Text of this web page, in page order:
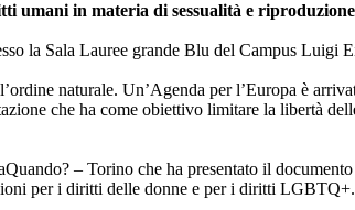
umani in materia di sessualità e
la Sala Lauree grande Blu del Campus Luigi
naturale. Un’Agenda per l’Europa è
che ha come obiettivo limitare la libertà
– Torino che ha presentato il
per i diritti delle donne e per i diritti LGBTQ+.